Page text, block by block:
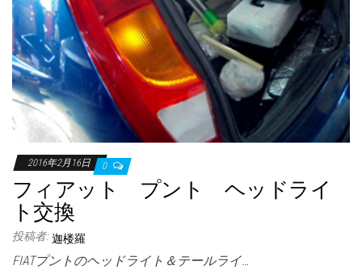
2016年2月16日 0
フィアット プント ヘッドライ
ト交換
投稿者: 迦楼羅
FIATプントのヘッドライト＆テールライ…